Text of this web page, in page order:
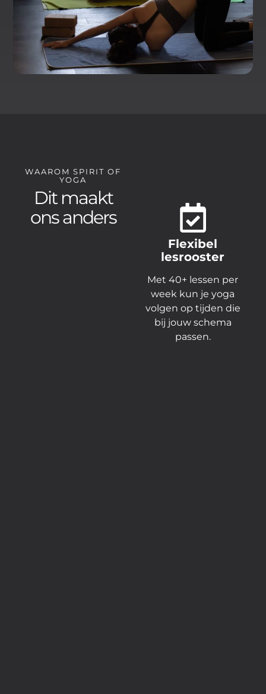
WAAROM SPIRIT OF
YOGA
Dit maakt
ons anders
Flexibel
lesrooster
Met 40+ lessen per
week kun je yoga
volgen op tijden die
bij jouw schema
passen.